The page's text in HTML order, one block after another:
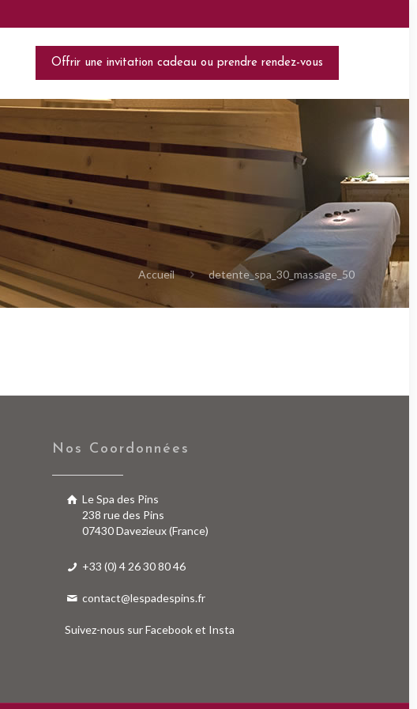
Offrir une invitation cadeau ou prendre rendez-vous
Accueil detente_spa_30_massage_50
Nos Coordonnées
Le Spa des Pins
238 rue des Pins
07430 Davezieux (France)
+33 (0) 4 26 30 80 46
contact@lespadespins.fr
Suivez-nous surFacebooket Insta